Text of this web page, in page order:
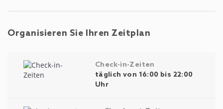
Organisieren Sie Ihren Zeitplan
Check-in-Zeiten
täglich von 16:00 bis 22:00
Uhr